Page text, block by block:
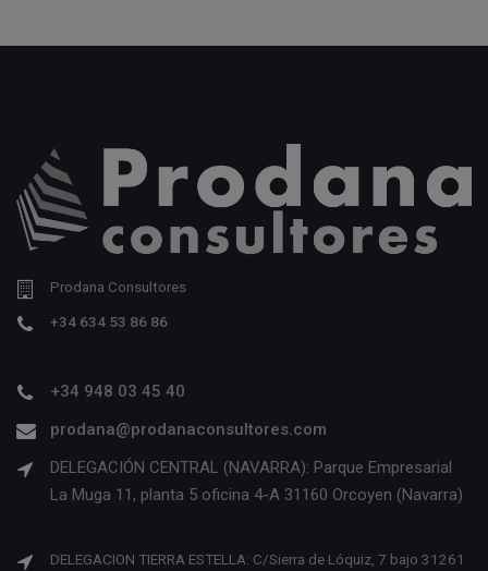
Prodana Consultores
+34 634 53 86 86
+34 948 03 45 40
prodana@prodanaconsultores.com
DELEGACIÓN CENTRAL (NAVARRA): Parque Empresarial
La Muga 11, planta 5 oficina 4-A 31160 Orcoyen (Navarra)
DELEGACION TIERRA ESTELLA: C/Sierra de Lóquiz, 7 bajo 31261